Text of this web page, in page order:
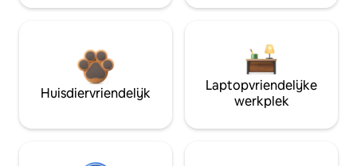
Huisdiervriendelijk
Laptopvriendelijke
werkplek